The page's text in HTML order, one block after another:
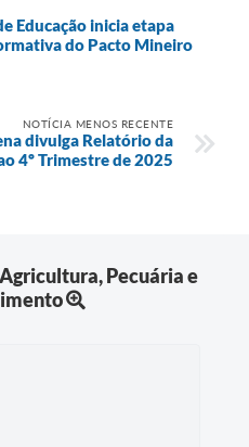
Educação inicia etapa
do Pacto Mineiro
NOTÍCIA MENOS RECENTE
divulga Relatório da
4º Trimestre de 2025
Agricultura, Pecuária e